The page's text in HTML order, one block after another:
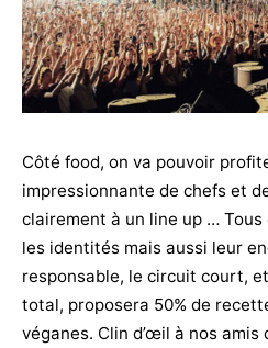
Côté food, on va pouvoir
impressionnante de chefs et
clairement à un line up …
les identités mais aussi leur
responsable, le circuit court,
total, proposera 50% de
véganes. Clin d’œil à nos amis